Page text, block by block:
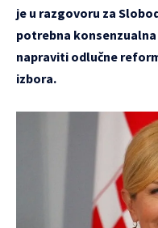
je u razgovoru za
potrebna
napraviti odlučne
izbora.